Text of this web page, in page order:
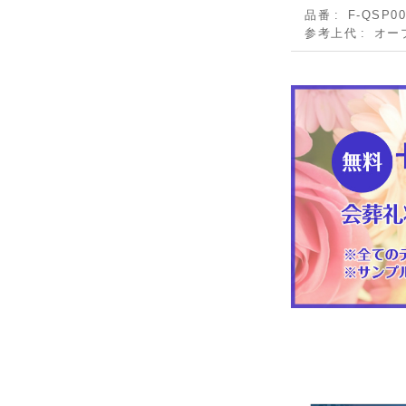
品番
F-
参考上代
オー